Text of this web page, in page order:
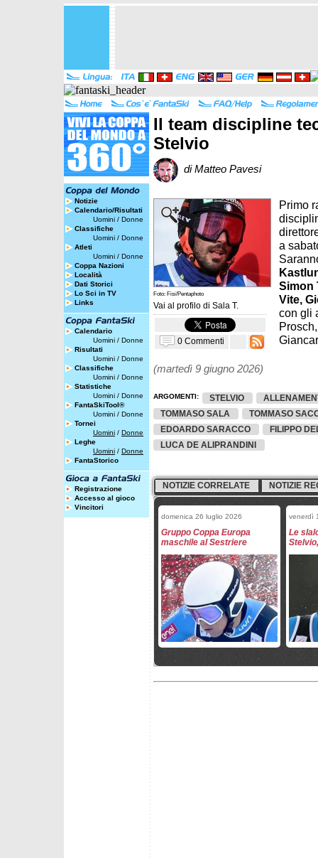
Notizie
Calendario/Risultati
Uomini / Donne
Classifiche
Uomini / Donne
Atleti
Uomini / Donne
Coppa Nazioni
Località
Dati Storici
Lo Sci in TV
Links
Calendario
Uomini / Donne
Risultati
Uomini / Donne
Classifiche
Uomini / Donne
Statistiche
Uomini / Donne
FantaSkiTool®
Uomini / Donne
Tornei
Uomini / Donne
Leghe
Uomini / Donne
FantaStorico
Registrazione
Accesso al gioco
Vincitori
Il team discipline
Stelvio
di Matteo Pavesi
Foto: Fisi/Pentaphoto
Vai al profilo di Sala T.
0 Commenti
Primo
a
Simon
Vite,
con gli
(martedì 9 giugno 2026)
ARGOMENTI: STELVIO
TOMMASO SALA
TOMMASO
EDOARDO SARACCO
FILIPPO
LUCA DE ALIPRANDINI
NOTIZIE CORRELATE NOTIZIE
domenica 26 luglio 2026
Gruppo Coppa Europa
maschile al Sestriere
venerdì
Le
raduno a Brunico
test